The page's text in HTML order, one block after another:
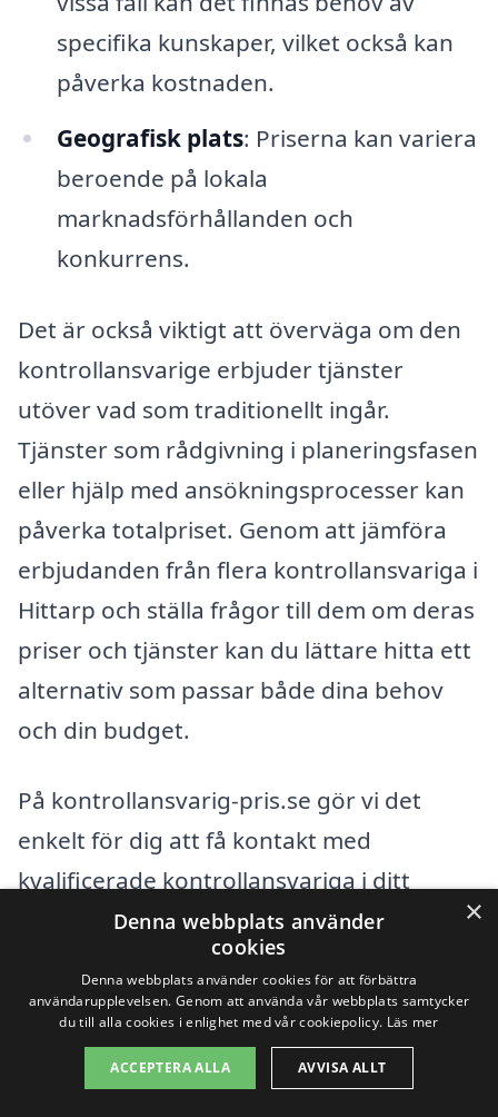
specifika kunskaper, vilket också kan
påverka kostnaden.
Geografisk plats: Priserna kan variera
beroende på lokala
marknadsförhållanden och
konkurrens.
Det är också viktigt att överväga om den
kontrollansvarige erbjuder tjänster
utöver vad som traditionellt ingår.
Tjänster som rådgivning i planeringsfasen
eller hjälp med ansökningsprocesser kan
påverka totalpriset. Genom att jämföra
erbjudanden från flera kontrollansvariga i
Hittarp och ställa frågor till dem om deras
priser och tjänster kan du lättare hitta ett
alternativ som passar både dina behov
och din budget.
På kontrollansvarig-pris.se gör vi det
enkelt för dig att få kontakt med
kvalificerade kontrollansvariga i ditt
område. Genom att fylla i vår
offertförfrågan kan du snabbt få flera
alternativ och välja det som passar dig
×
Denna webbplats använder
cookies
Denna webbplats använder cookies för att förbättra
användarupplevelsen. Genom att använda vår webbplats samtycker
du till alla cookies i enlighet med vår cookiepolicy. Läs mer
ACCEPTERA ALLA AVVISA ALLT